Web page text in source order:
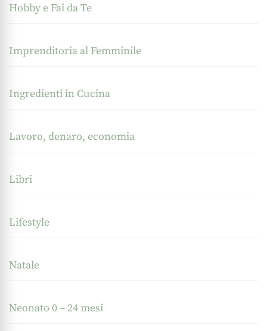
Hobby e Fai da Te
Imprenditoria al Femminile
Ingredienti in Cucina
Lavoro, denaro, economia
Libri
Lifestyle
Natale
Neonato 0 – 24 mesi